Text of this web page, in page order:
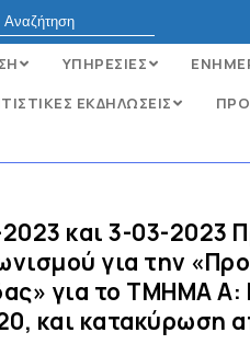
ΥΠΗΡΕΣΙΕΣ
ΕΚΔΗΛΩΣΕΙΣ
και 3-03-2023
για την
για το ΤΜΗΜΑ
και κατακύρωση